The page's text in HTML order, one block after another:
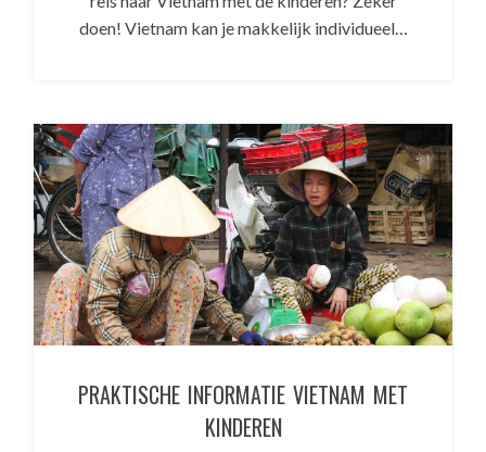
doen! Vietnam kan je makkelijk individueel…
PRAKTISCHE INFORMATIE VIETNAM MET
KINDEREN